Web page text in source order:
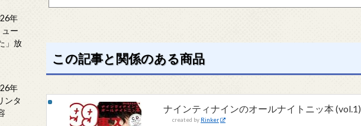
この記事と関係のある商品
ナインティナインのオールナイトニッ本 (vol.1)
created by Rinker
年
ー
」放
年
ンタ